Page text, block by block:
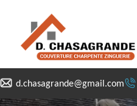
d.chasagrande@gmail.com